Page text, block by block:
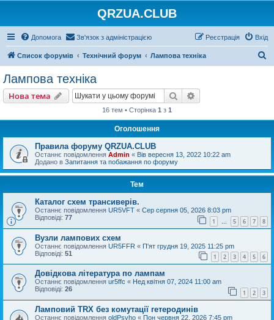
QRZUA.CLUB
Допомога Зв'язок з адміністрацією Вхід
Реєстрація
Список форумів Технічний форум Лампова техніка
Лампова техніка
Нова тема Пошук
16 тем • Сторінка 1 з 1
Оголошення
Правила форуму QRZUA.CLUB
Останнє повідомлення Admin « Вів вересня 13, 2022 10:22 am
Додано в Запитання та побажання по форуму
Тем
Каталог схем трансиверів.
Останнє повідомлення UR5VFT « Сер серпня 05, 2026 8:03 pm
Відповіді: 77 1 … 5 6 7 8
Вузли лампових схем
Останнє повідомлення UR5FFR « П'ят грудня 19, 2025 11:25 pm
Відповіді: 51 1 2 3 4 5 6
Довідкова література по лампам
Останнє повідомлення ur5ffc « Нед квітня 07, 2024 11:00 am
Відповіді: 26 1 2 3
Ламповий TRX без комутації гетеродинів
Останнє повідомлення oldPsyho « Пон червня 22, 2026 7:45 pm